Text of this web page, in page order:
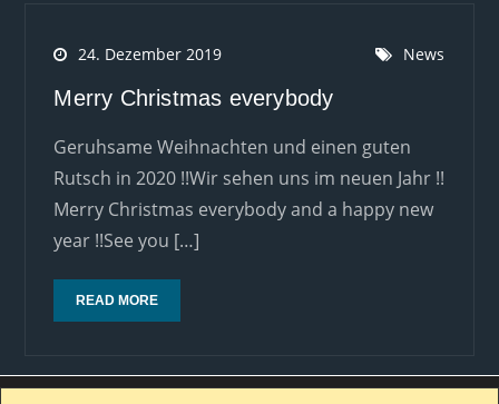
24. Dezember 2019 News
Merry Christmas everybody
Geruhsame Weihnachten und einen guten
Rutsch in 2020 !!Wir sehen uns im neuen Jahr !!
Merry Christmas everybody and a happy new
year !!See you […]
READ MORE